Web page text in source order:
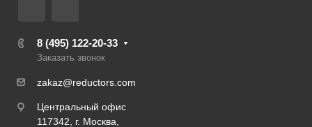
8 (495) 122-20-33
Заказать звонок
zakaz@reductors.com
Центральный офис
117342, г. Москва,